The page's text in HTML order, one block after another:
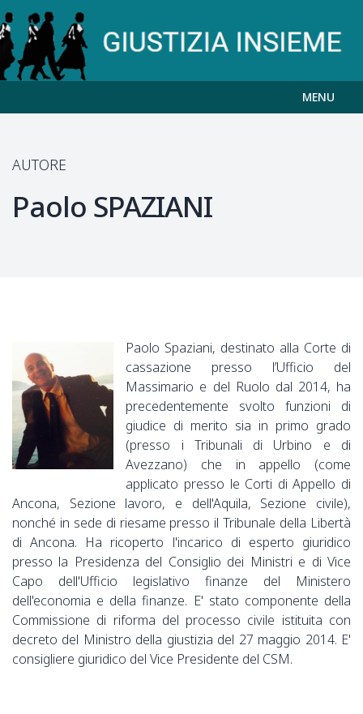
MENU
AUTORE
Paolo SPAZIANI
Paolo Spaziani, destinato alla Corte di
cassazione presso l’Ufficio del
Massimario e del Ruolo dal 2014, ha
precedentemente svolto funzioni di
giudice di merito sia in primo grado
(presso i Tribunali di Urbino e di
Avezzano) che in appello (come
applicato presso le Corti di Appello di
Ancona, Sezione lavoro, e dell'Aquila, Sezione civile),
nonché in sede di riesame presso il Tribunale della Libertà
di Ancona. Ha ricoperto l'incarico di esperto giuridico
presso la Presidenza del Consiglio dei Ministri e di Vice
Capo dell'Ufficio legislativo finanze del Ministero
dell'economia e della finanze. E' stato componente della
Commissione di riforma del processo civile istituita con
decreto del Ministro della giustizia del 27 maggio 2014. E'
consigliere giuridico del Vice Presidente del CSM.